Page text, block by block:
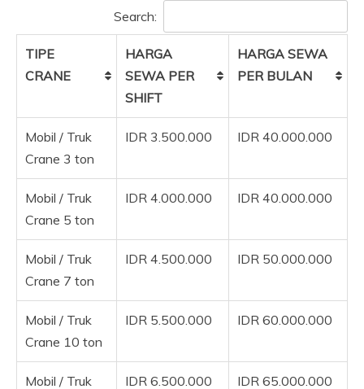
Search:
TIPE
CRANE
HARGA
SEWA PER
SHIFT
HARGA SEWA
PER BULAN
Mobil / Truk
Crane 3 ton
IDR 3.500.000 IDR 40.000.000
Mobil / Truk
Crane 5 ton
IDR 4.000.000 IDR 40.000.000
Mobil / Truk
Crane 7 ton
IDR 4.500.000 IDR 50.000.000
Mobil / Truk
Crane 10 ton
IDR 5.500.000 IDR 60.000.000
Mobil / Truk IDR 6.500.000 IDR 65.000.000